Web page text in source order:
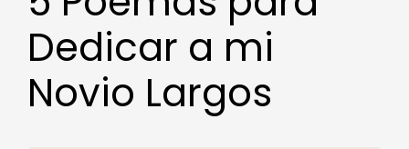
Dedicar a mi
Novio Largos